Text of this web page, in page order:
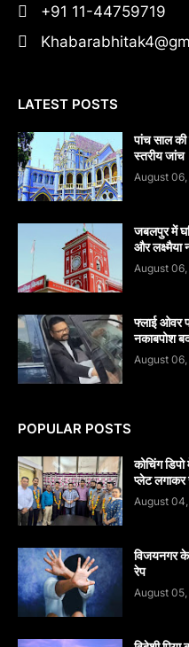
+91 11-44759719
LATEST POSTS
पांच साल की
स्तरीय जांच
August
जबलपुर में
और लक्ष्मैया
August
फ्लाई ओवर
नकाबपोश
August
POPULAR POSTS
कोचिंग
प्लेट लगाकर
August
विजयनगर
रेप
August